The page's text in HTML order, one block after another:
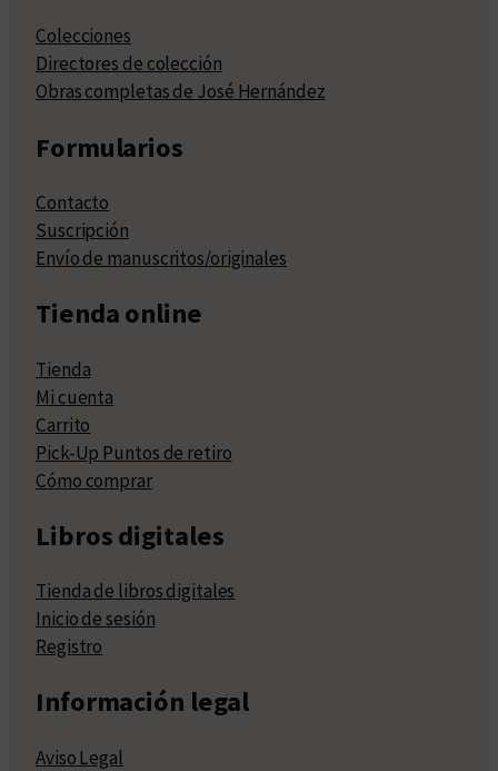
Colecciones
Directores de colección
Obras completas de José Hernández
Formularios
Contacto
Suscripción
Envío de manuscritos/originales
Tienda online
Tienda
Mi cuenta
Carrito
Pick-Up Puntos de retiro
Cómo comprar
Libros digitales
Tienda de libros digitales
Inicio de sesión
Registro
Información legal
Aviso Legal